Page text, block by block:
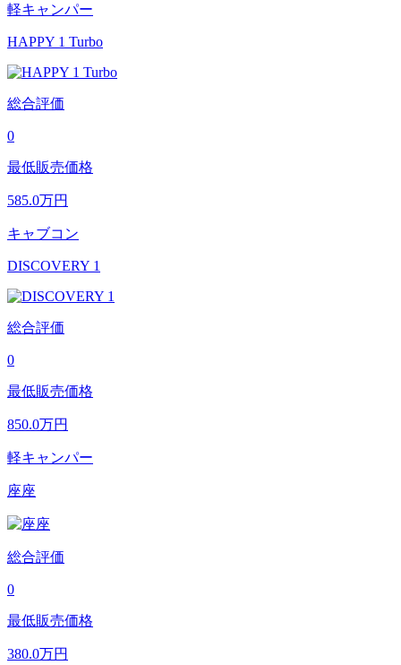
軽キャンパー
HAPPY 1 Turbo
総合評価
0
最低販売価格
585.0万円
キャブコン
DISCOVERY 1
総合評価
0
最低販売価格
850.0万円
軽キャンパー
座座
総合評価
0
最低販売価格
380.0万円